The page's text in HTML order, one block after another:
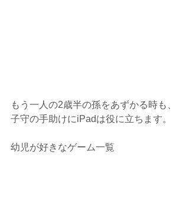
もう一人の2歳半の孫をあずかる時も、
子守の手助けにiPadは役に立ちます。
幼児が好きなゲーム一覧